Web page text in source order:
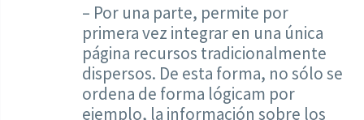
– Por una parte, permite por
primera vez integrar en una única
página recursos tradicionalmente
dispersos. De esta forma, no sólo se
ordena de forma lógicam por
ejemplo, la información sobre los